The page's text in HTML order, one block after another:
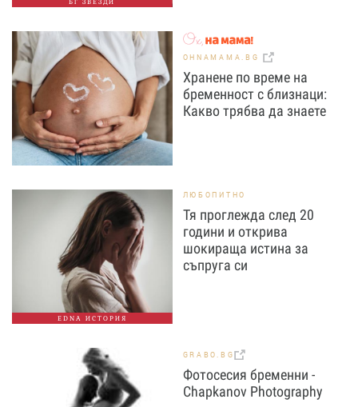
БГ ЗВЕЗДИ
OHNAMAMA.BG
Хранене по време на
бременност с близнаци:
Какво трябва да знаете
EDNA ИСТОРИЯ
ЛЮБОПИТНО
Тя проглежда след 20
години и открива
шокираща истина за
съпруга си
GRABO.BG
Фотосесия бременни -
Chapkanov Photography